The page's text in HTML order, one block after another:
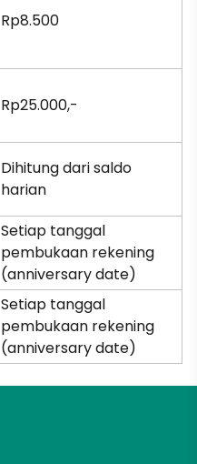
Rp8.500
Rp25.000,-
Dihitung dari saldo
harian
Setiap tanggal
pembukaan rekening
(anniversary date)
Setiap tanggal
pembukaan rekening
(anniversary date)